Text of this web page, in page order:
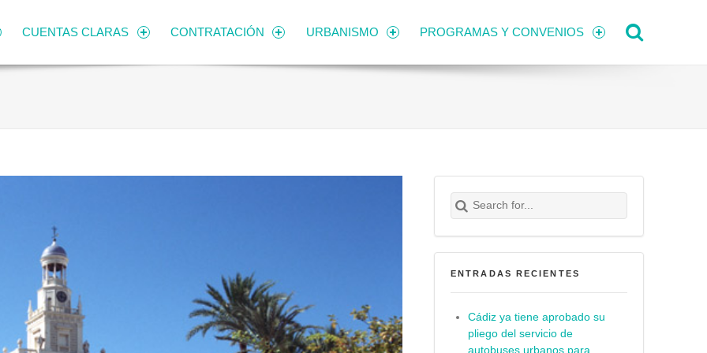
CUENTAS CLARAS CONTRATACIÓN URBANISMO PROGRAMAS Y CONVENIOS
Search for:
Buscar
ENTRADAS RECIENTES
Cádiz ya tiene aprobado su
pliego del servicio de
autobuses urbanos para